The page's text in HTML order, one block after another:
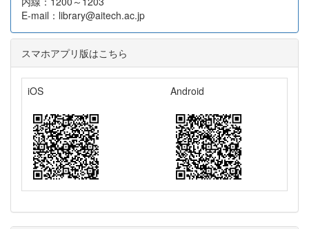
E-mail：library@aitech.ac.jp
スマホアプリ版はこちら
iOS Android